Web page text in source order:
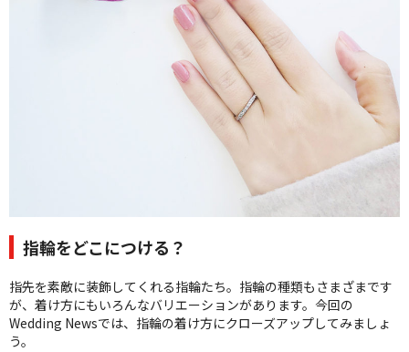
06-7777-7370
受付時間 11:00〜19:00/火曜日定休
よくあるご質問 |
指輪をどこにつける？
指先を素敵に装飾してくれる指輪たち。指輪の種類もさまざまです
が、着け方にもいろんなバリエーションがあります。今回の
Wedding Newsでは、指輪の着け方にクローズアップしてみましょ
う。